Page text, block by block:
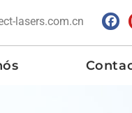
lasers.com.cn